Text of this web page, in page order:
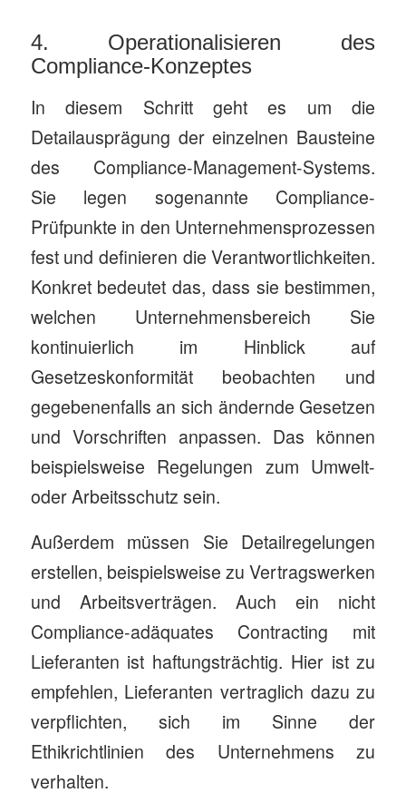
4. Operationalisieren des
Compliance-Konzeptes
In diesem Schritt geht es um die
Detailausprägung der einzelnen Bausteine
des Compliance-Management-Systems.
Sie legen sogenannte Compliance-
Prüfpunkte in den Unternehmensprozessen
fest und definieren die Verantwortlichkeiten.
Konkret bedeutet das, dass sie bestimmen,
welchen Unternehmensbereich Sie
kontinuierlich im Hinblick auf
Gesetzeskonformität beobachten und
gegebenenfalls an sich ändernde Gesetzen
und Vorschriften anpassen. Das können
beispielsweise Regelungen zum Umwelt-
oder Arbeitsschutz sein.
Außerdem müssen Sie Detailregelungen
erstellen, beispielsweise zu Vertragswerken
und Arbeitsverträgen. Auch ein nicht
Compliance-adäquates Contracting mit
Lieferanten ist haftungsträchtig. Hier ist zu
empfehlen, Lieferanten vertraglich dazu zu
verpflichten, sich im Sinne der
Ethikrichtlinien des Unternehmens zu
verhalten.